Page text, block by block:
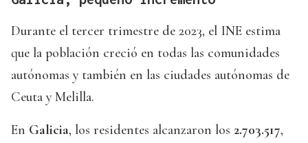
Durante el tercer trimestre de 2023, el INE estima
que la población creció en todas las comunidades
autónomas y también en las ciudades autónomas de
Ceuta y Melilla.
En Galicia, los residentes alcanzaron los 2.703.517,